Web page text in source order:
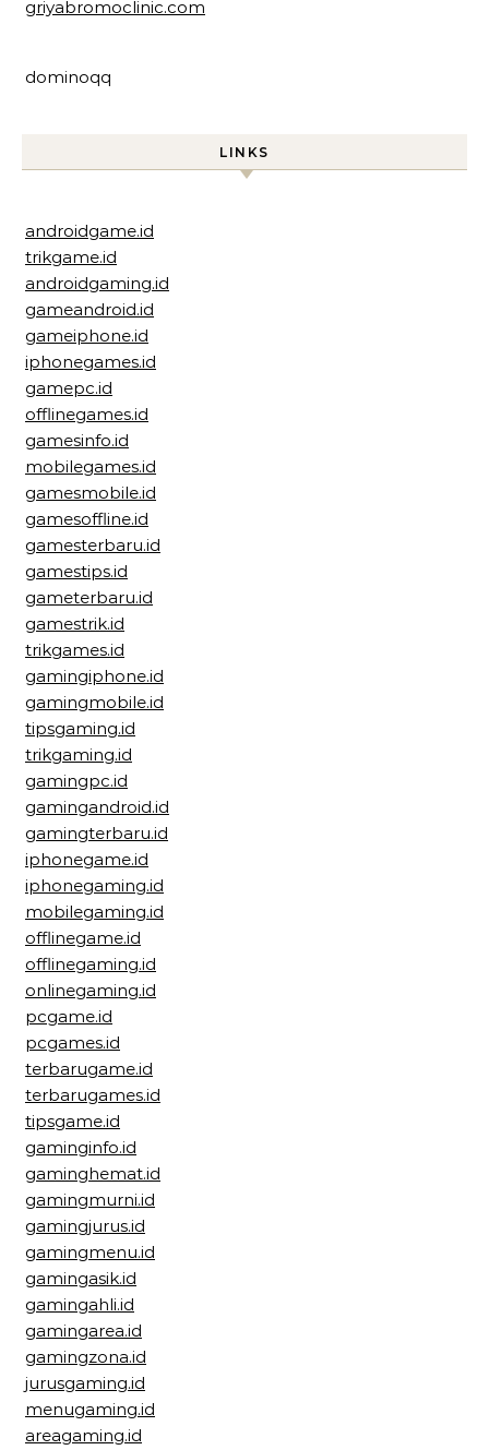
griyabromoclinic.com
dominoqq
LINKS
androidgame.id
trikgame.id
androidgaming.id
gameandroid.id
gameiphone.id
iphonegames.id
gamepc.id
offlinegames.id
gamesinfo.id
mobilegames.id
gamesmobile.id
gamesoffline.id
gamesterbaru.id
gamestips.id
gameterbaru.id
gamestrik.id
trikgames.id
gamingiphone.id
gamingmobile.id
tipsgaming.id
trikgaming.id
gamingpc.id
gamingandroid.id
gamingterbaru.id
iphonegame.id
iphonegaming.id
mobilegaming.id
offlinegame.id
offlinegaming.id
onlinegaming.id
pcgame.id
pcgames.id
terbarugame.id
terbarugames.id
tipsgame.id
gaminginfo.id
gaminghemat.id
gamingmurni.id
gamingjurus.id
gamingmenu.id
gamingasik.id
gamingahli.id
gamingarea.id
gamingzona.id
jurusgaming.id
menugaming.id
areagaming.id